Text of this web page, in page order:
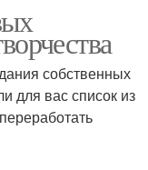
собственных
для вас список из